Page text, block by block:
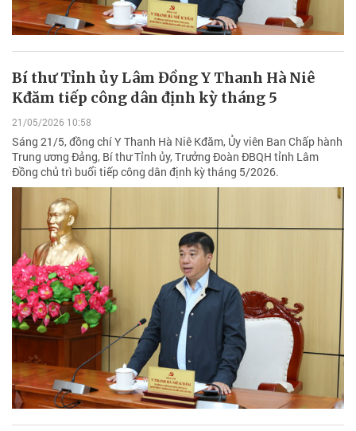
Bí thư Tỉnh ủy Lâm Đồng Y Thanh Hà Niê
Kđăm tiếp công dân định kỳ tháng 5
21/05/2026 10:58
Sáng 21/5, đồng chí Y Thanh Hà Niê Kđăm, Ủy viên Ban Chấp hành
Trung ương Đảng, Bí thư Tỉnh ủy, Trưởng Đoàn ĐBQH tỉnh Lâm
Đồng chủ trì buổi tiếp công dân định kỳ tháng 5/2026.